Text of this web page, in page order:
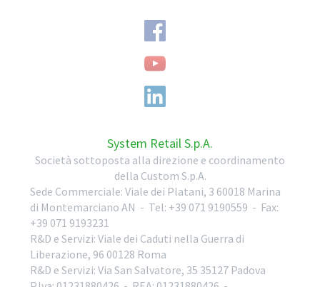
System Retail S.p.A.
Società sottoposta alla direzione e coordinamento
della Custom S.p.A.
Sede Commerciale: Viale dei Platani, 3 60018 Marina
di Montemarciano AN - Tel: +39 071 9190559 - Fax:
+39 071 9193231
R&D e Servizi: Viale dei Caduti nella Guerra di
Liberazione, 96 00128 Roma
R&D e Servizi: Via San Salvatore, 35 35127 Padova